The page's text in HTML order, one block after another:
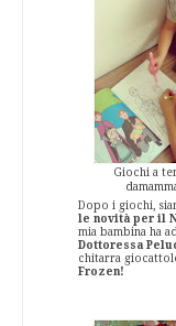
Giochi a
Dopo i giochi,
le novità per il
mia bambina ha
Dottoressa
chitarra
Frozen!